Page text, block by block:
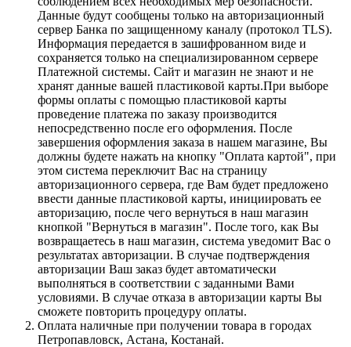
Данные будут сообщены только на авторизационный
сервер Банка по защищенному каналу (протокол TLS).
Информация передается в зашифрованном виде и
сохраняется только на специализированном сервере
Платежной системы. Сайт и магазин не знают и не
хранят данные вашей пластиковой карты.При выборе
формы оплаты с помощью пластиковой карты
проведение платежа по заказу производится
непосредственно после его оформления. После
завершения оформления заказа в нашем магазине, Вы
должны будете нажать на кнопку "Оплата картой", при
этом система переключит Вас на страницу
авторизационного сервера, где Вам будет предложено
ввести данные пластиковой карты, инициировать ее
авторизацию, после чего вернуться в наш магазин
кнопкой "Вернуться в магазин". После того, как Вы
возвращаетесь в наш магазин, система уведомит Вас о
результатах авторизации. В случае подтверждения
авторизации Ваш заказ будет автоматически
выполняться в соответствии с заданными Вами
условиями. В случае отказа в авторизации карты Вы
сможете повторить процедуру оплаты.
Оплата наличные при получении товара в городах
Петропавловск, Астана, Костанай.